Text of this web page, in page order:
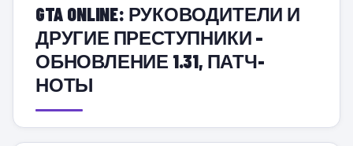
GTA ONLINE: РУКОВОДИТЕЛИ И
ДРУГИЕ ПРЕСТУПНИКИ –
ОБНОВЛЕНИЕ 1.31, ПАТЧ-
НОТЫ